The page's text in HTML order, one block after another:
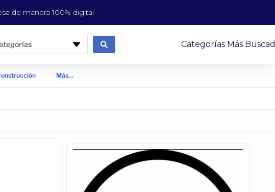
de manera 100% digital
Categorías Más
Más…